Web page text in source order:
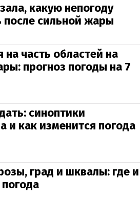
какую непогоду
после сильной жары
часть областей на
прогноз погоды на 7
синоптики
и как изменится погода
град и шквалы: где и